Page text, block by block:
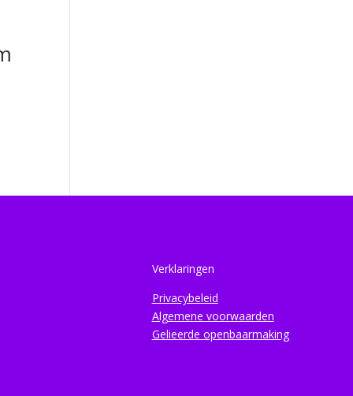
Verklaringen
Privacybeleid
Algemene voorwaarden
Gelieerde openbaarmaking